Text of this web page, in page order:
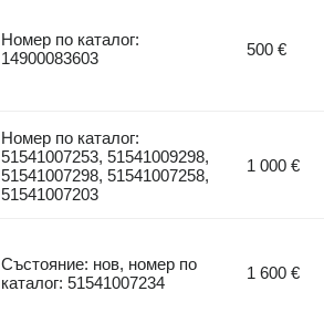
Номер по каталог:
14900083603
500 €
Номер по каталог:
51541007253, 51541009298,
51541007298, 51541007258,
51541007203
1 000 €
Състояние: нов, номер по
каталог: 51541007234
1 600 €